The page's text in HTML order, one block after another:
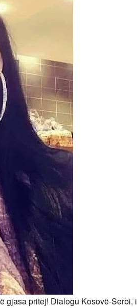
gjasa pritej! Dialogu Kosovë-Serbi, i